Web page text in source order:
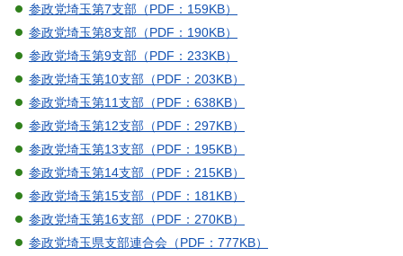
参政党埼玉第7支部（PDF：159KB）
参政党埼玉第8支部（PDF：190KB）
参政党埼玉第9支部（PDF：233KB）
参政党埼玉第10支部（PDF：203KB）
参政党埼玉第11支部（PDF：638KB）
参政党埼玉第12支部（PDF：297KB）
参政党埼玉第13支部（PDF：195KB）
参政党埼玉第14支部（PDF：215KB）
参政党埼玉第15支部（PDF：181KB）
参政党埼玉第16支部（PDF：270KB）
参政党埼玉県支部連合会（PDF：777KB）